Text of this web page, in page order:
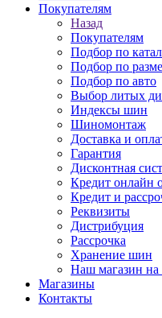
Покупателям
Назад
Покупателям
Подбор по
Подбор по
Подбор по авто
Выбор литых
Индексы шин
Шиномонтаж
Доставка и
Гарантия
Дисконтная
Кредит онлайн
Кредит и
Реквизиты
Дистрибуция
Рассрочка
Хранение шин
Наш магазин на
Магазины
Контакты